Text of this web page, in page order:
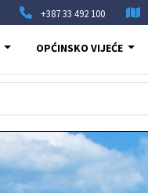
+387 33 492 100
OPĆINSKO VIJEĆE